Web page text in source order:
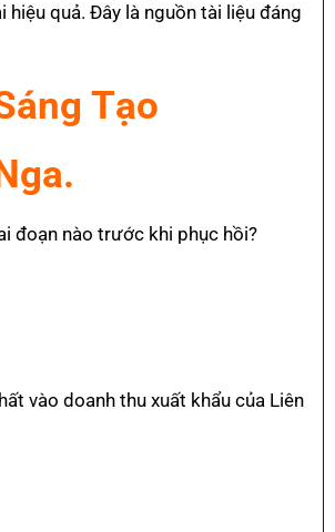
quả. Đây là nguồn tài liệu đáng
Tạo
đoạn nào trước khi phục hồi?
vào doanh thu xuất khẩu của Liên